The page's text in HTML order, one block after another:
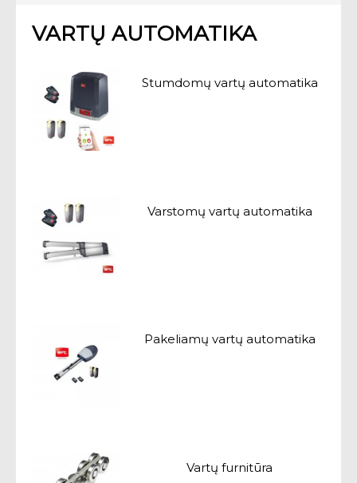
VARTŲ AUTOMATIKA
Stumdomų vartų automatika
Varstomų vartų automatika
Pakeliamų vartų automatika
Vartų furnitūra